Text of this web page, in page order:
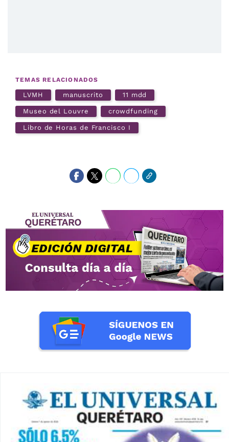
TEMAS RELACIONADOS
LVMH manuscrito 11 mdd
Museo del Louvre crowdfunding
Libro de Horas de Francisco I